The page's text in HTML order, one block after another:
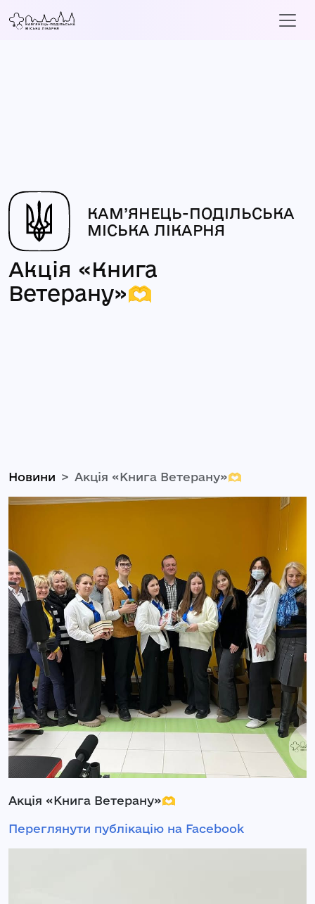
КАМ’ЯНЕЦЬ-ПОДІЛЬСЬКА
МІСЬКА ЛІКАРНЯ
Акція «Книга
Ветерану»🫶
Новини Акція «Книга Ветерану»🫶
Акція «Книга Ветерану»🫶
Переглянути публікацію на Facebook